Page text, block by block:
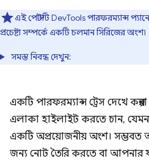
এই পোস্টটি DevTools পারফরম্যান্স
প্রচেষ্টা সম্পর্কে একটি চলমান সিরিজের অংশ৷
সমস্ত নিবন্ধ দেখুন:
একটি পারফরম্যান্স ট্রেস দেখে
এলাকা হাইলাইট করতে চান,
একটি অপ্রয়োজনীয় অংশ। সম্ভবত
জন্য নোট তৈরি করতে বা